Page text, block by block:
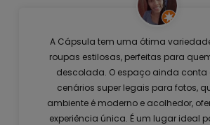
A Cápsula tem uma ótima
roupas estilosas, perfeitas para
descolada. O espaço ainda conta
cenários super legais para fotos,
ambiente é moderno e acolhedor,
experiência única. É um lugar ideal